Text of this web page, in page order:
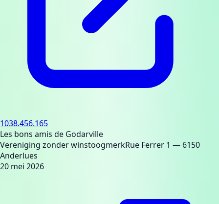
1038.456.165
Les bons amis de Godarville
Vereniging zonder winstoogmerkRue Ferrer 1 — 6150
Anderlues
20 mei 2026